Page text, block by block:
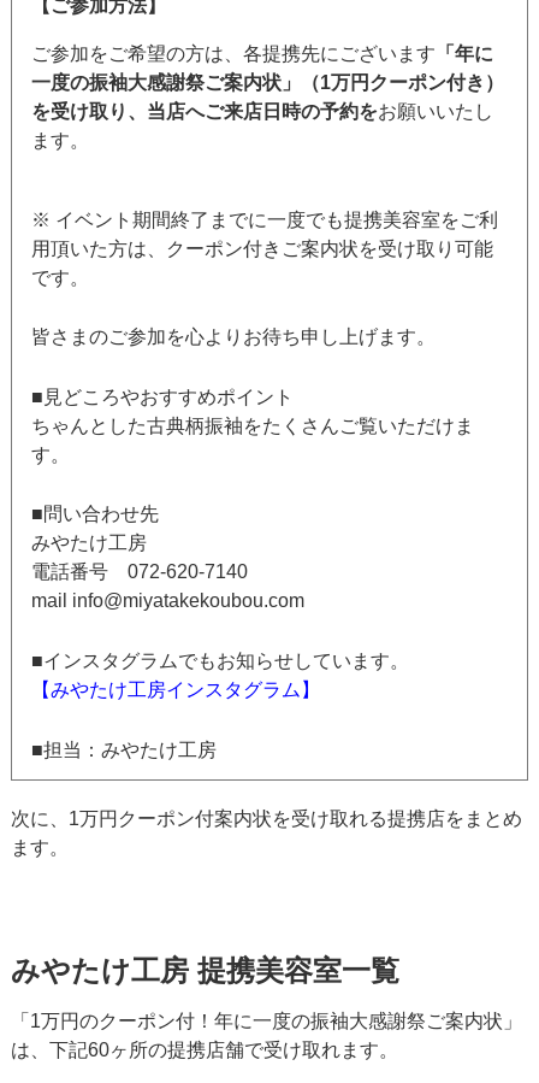
【ご参加方法】
ご参加をご希望の方は、各提携先にございます 「年に
一度の振袖大感謝祭ご案内状」（1万円クーポン付き）
を受け取り、当店へご来店日時の予約をお願いいたし
ます。
※ イベント期間終了までに一度でも提携美容室をご利
用頂いた方は、クーポン付きご案内状を受け取り可能
です。
皆さまのご参加を心よりお待ち申し上げます。
■見どころやおすすめポイント
ちゃんとした古典柄振袖をたくさんご覧いただけま
す。
■問い合わせ先
みやたけ工房
電話番号 072-620-7140
mail info@miyatakekoubou.com
■インスタグラムでもお知らせしています。
【みやたけ工房インスタグラム】
■担当：みやたけ工房
次に、1万円クーポン付案内状を受け取れる提携店をまとめ
ます。
みやたけ工房 提携美容室一覧
「1万円のクーポン付！年に一度の振袖大感謝祭ご案内状」
は、下記60ヶ所の提携店舗で受け取れます。